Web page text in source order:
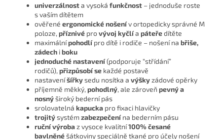
univerzálnosta vysoká funkčnost – jednoduše roste
s vaším dítětem
ověřené ergonomické nošenív ortopedicky správné M
poloze, příznivé provývoj kyčlía páteředítěte
maximálnípohodlí pro dítě i rodiče – nošení na břiše,
zádech iboku
jednoduché nastavení(podporuje “střídání”
rodičů), přizpůsobí se každé postavě
nastaveníšířkysedu nosítka a výškyzádové opěrky
příjemně měkký, pohodlný, ale zároveň pevný a
nosnýširoký bederní pás
srolovatelná kapucka pro fixaci hlavičky
trojitýsystémzabezpečení na bederním pásu
ruční výrobaz vysoce kvalitní100% česané
bavlněnéšátkoviny speciálně tkané pro účely nošení